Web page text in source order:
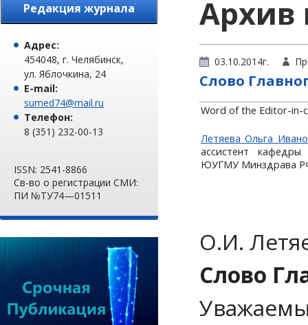
Редакция журнала
Адрес:
454048, г. Челябинск,
ул. Яблочкина, 24
E-mail:
sumed74@mail.ru
Телефон:
8 (351) 232-00-13
ISSN: 2541-8866
Св-во о регистрации СМИ:
ПИ №ТУ74—01511
Архив
03.10.2014г.
Слово
Word of the Editor-in-
Летяева Ольга
ассистент
ЮУГМУ Минздрава
О.И.
Слово